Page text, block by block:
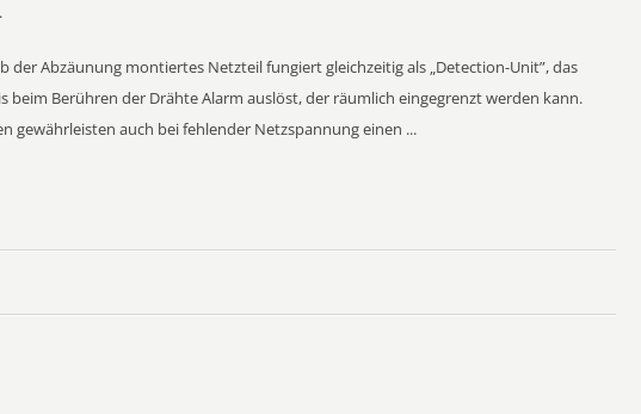
der Abzäunung montiertes Netzteil fungiert gleichzeitig als „Detection-Unit”, das
beim Berühren der Drähte Alarm auslöst, der räumlich eingegrenzt werden kann.
gewährleisten auch bei fehlender Netzspannung einen ...